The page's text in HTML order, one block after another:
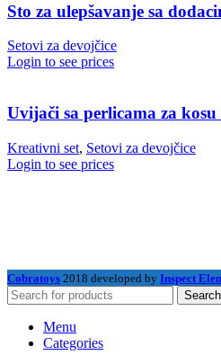
Sto za ulepšavanje sa
Setovi za devojčice
Login to see prices
Uvijači sa perlicama za kosu
Kreativni set, Setovi za devojčice
Login to see prices
Cobratoys 2018 developed by Inspect
Search
Menu
Categories